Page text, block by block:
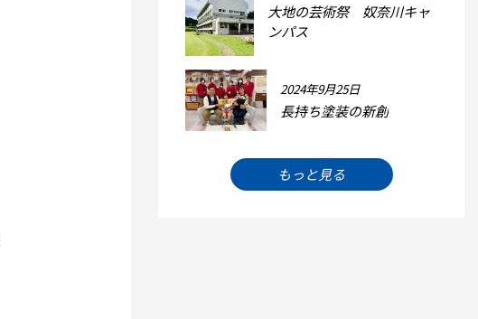
大地の芸術祭 奴奈川キャ
ンパス
2024年9月25日
長持ち塗装の新創
もっと見る